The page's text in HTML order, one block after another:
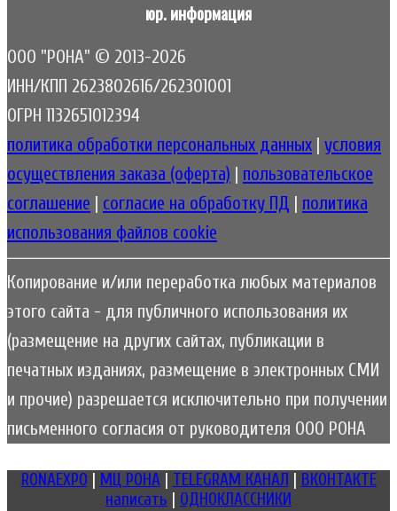
юр. информация
ООО "РОНА" © 2013-2026
ИНН/КПП 2623802616/262301001
ОГРН 1132651012394
политика обработки персональных данных условия
осуществления заказа (оферта)
пользовательское
соглашение
согласие на обработку ПД
политика
использования файлов cookie
Копирование и/или переработка любых материалов
этого сайта - для публичного использования их
(размещение на других сайтах, публикации в
печатных изданиях, размещение в электронных СМИ
и прочие) разрешается исключительно при получении
письменного согласия от руководителя ООО РОНА
RONAEXPO МЦ РОНА| TELEGRAM КАНАЛ
ВКОНТАКТЕ
написать
ОДНОКЛАССНИКИ